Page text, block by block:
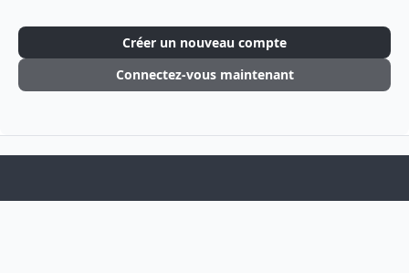
Créer un nouveau compte
Connectez-vous maintenant